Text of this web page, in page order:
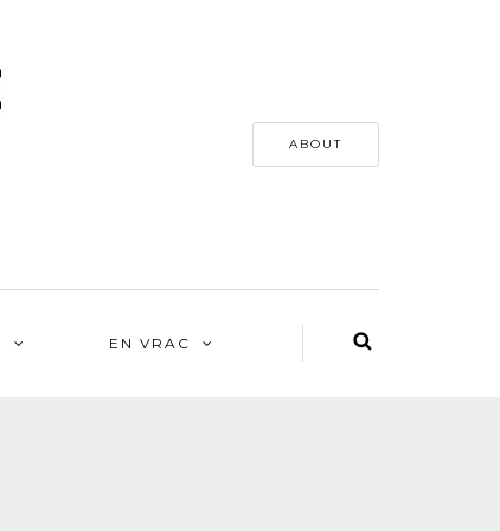
ABOUT
EN VRAC